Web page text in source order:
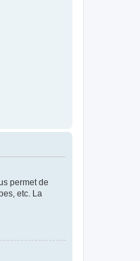
permet de
etc. La